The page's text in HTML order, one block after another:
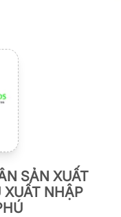
SẢN XUẤT
NHẬP